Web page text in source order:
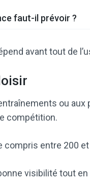
faut-il prévoir ?
avant tout de
ou aux
compétition.
compris entre 200
visibilité tout